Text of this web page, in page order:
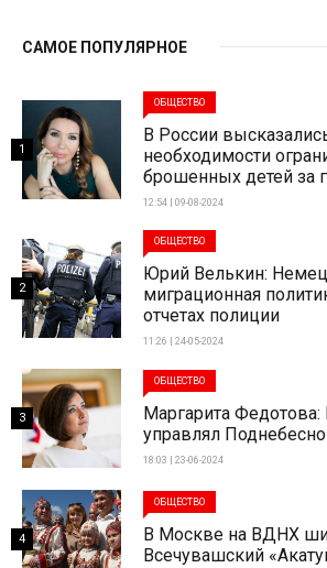
САМОЕ ПОПУЛЯРНОЕ
ОБЩЕСТВО
В России
необходимости
брошенных детей за
12:54 | 09-08-2024
1
ОБЩЕСТВО
Юрий Велькин:
миграционная
отчетах полиции
11:26 | 24-05-2024
2
ОБЩЕСТВО
Маргарита
управлял
18:03 | 23-06-2024
3
ОБЩЕСТВО
В Москве на ВДНХ
Всечувашский
4